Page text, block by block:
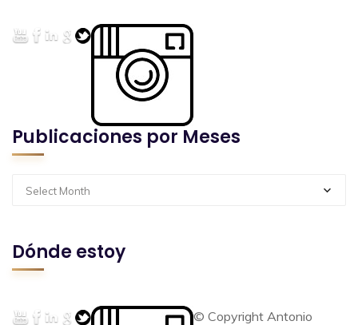
Publicaciones por Meses
Select Month
Dónde estoy
© Copyright Antonio